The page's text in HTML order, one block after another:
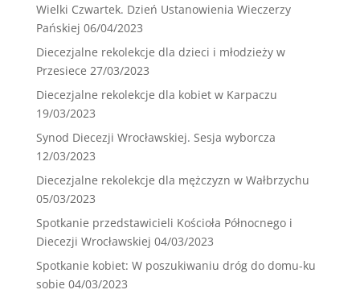
Wielki Czwartek. Dzień Ustanowienia Wieczerzy
Pańskiej 06/04/2023
Diecezjalne rekolekcje dla dzieci i młodzieży w
Przesiece 27/03/2023
Diecezjalne rekolekcje dla kobiet w Karpaczu
19/03/2023
Synod Diecezji Wrocławskiej. Sesja wyborcza
12/03/2023
Diecezjalne rekolekcje dla mężczyzn w Wałbrzychu
05/03/2023
Spotkanie przedstawicieli Kościoła Północnego i
Diecezji Wrocławskiej 04/03/2023
Spotkanie kobiet: W poszukiwaniu dróg do domu-ku
sobie 04/03/2023